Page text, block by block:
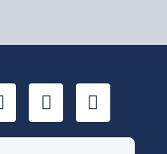
Facebook
Twitter